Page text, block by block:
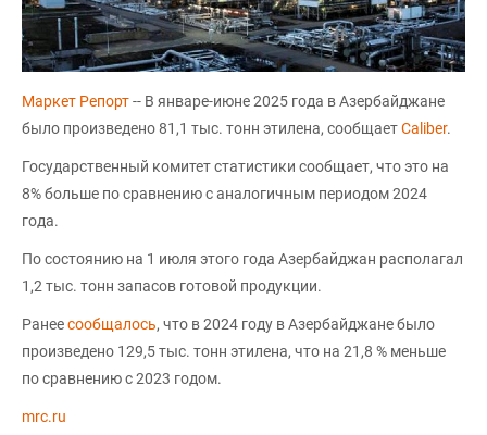
Маркет Репорт-- В январе-июне 2025 года в Азербайджане
было произведено 81,1 тыс. тонн этилена, сообщаетСaliber.
Государственный комитет статистики сообщает, что это на
8% больше по сравнению с аналогичным периодом 2024
года.
По состоянию на 1 июля этого года Азербайджан располагал
1,2 тыс. тонн запасов готовой продукции.
Ранеесообщалось, что в 2024 году в Азербайджане было
произведено 129,5 тыс. тонн этилена, что на 21,8 % меньше
по сравнению с 2023 годом.
mrc.ru